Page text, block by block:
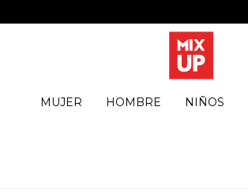
MUJER HOMBRE NIÑOS